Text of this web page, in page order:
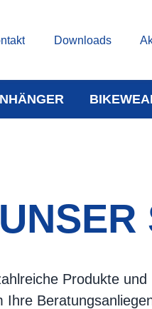
Downloads
UNSER
Produkte